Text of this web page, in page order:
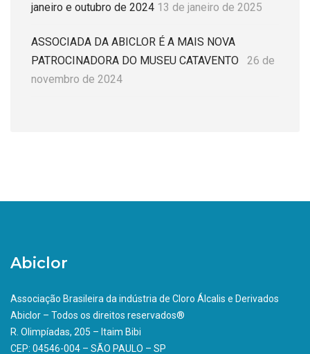
janeiro e outubro de 2024 13 de janeiro de 2025
ASSOCIADA DA ABICLOR É A MAIS NOVA
PATROCINADORA DO MUSEU CATAVENTO
26 de
novembro de 2024
Abiclor
Associação Brasileira da indústria de Cloro Álcalis e Derivados
Abiclor – Todos os direitos reservados®
R. Olimpíadas, 205 – Itaim Bibi
CEP: 04546-004 – SÃO PAULO – SP